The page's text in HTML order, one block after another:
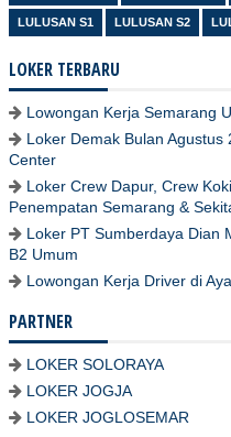
LULUSAN S1 LULUSAN S2
LOKER TERBARU
Lowongan Kerja Semarang
Loker Demak Bulan
Center
Loker Crew Dapur, Crew
Penempatan Semarang &
Loker PT Sumberdaya Dian
B2 Umum
Lowongan Kerja Driver di
PARTNER
LOKER SOLORAYA
LOKER JOGJA
LOKER JOGLOSEMAR